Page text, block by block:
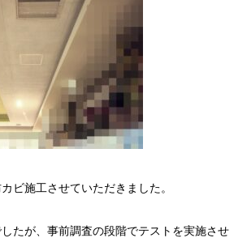
ビ施工させていただきました。
たが、事前調査の段階でテストを実施させ